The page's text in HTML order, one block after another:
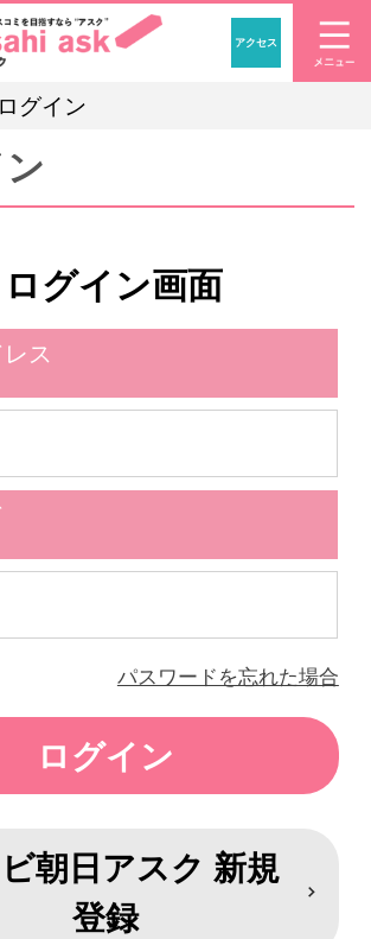
「アナウ
アクセス
ログイン
グイン画面
ス
パスワードを忘れた場合
朝日アスク 新規
登録